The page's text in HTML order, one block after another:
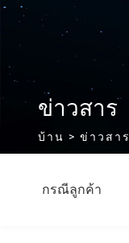
ข่าวสาร
บ้าน > ข่าวสาร
กรณีลูกค้า